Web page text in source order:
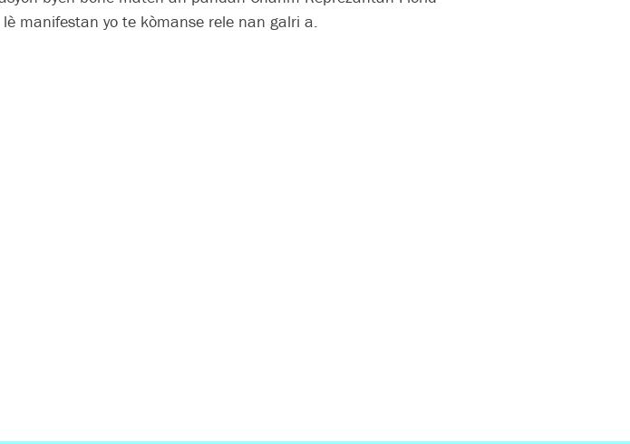
manifestan yo te kòmanse rele nan galri a.